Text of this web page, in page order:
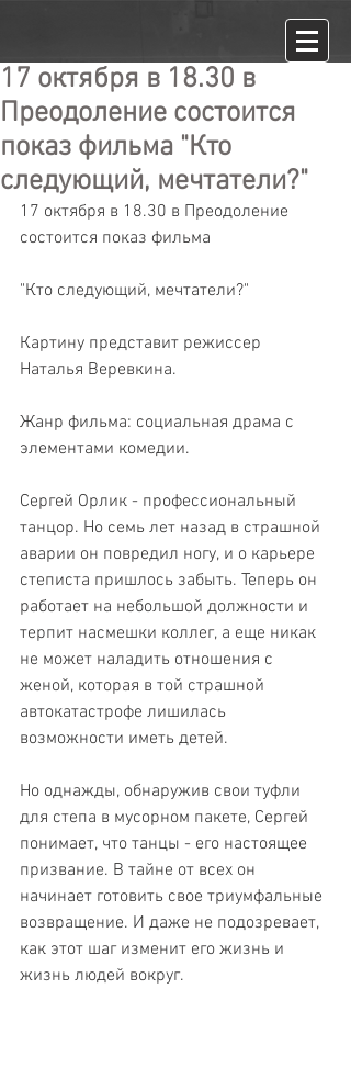
17 октября в 18.30 в
Преодоление состоится
показ фильма "Кто
следующий, мечтатели?"
17 октября в 18.30 в Преодоление
состоится показ фильма
"Кто следующий, мечтатели?"
Картину представит режиссер
Наталья Веревкина.
Жанр фильма: социальная драма с
элементами комедии.
Сергей Орлик - профессиональный
танцор. Но семь лет назад в страшной
аварии он повредил ногу, и о карьере
степиста пришлось забыть. Теперь он
работает на небольшой должности и
терпит насмешки коллег, а еще никак
не может наладить отношения с
женой, которая в той страшной
автокатастрофе лишилась
возможности иметь детей.
Но однажды, обнаружив свои туфли
для степа в мусорном пакете, Сергей
понимает, что танцы - его настоящее
призвание. В тайне от всех он
начинает готовить свое триумфальные
возвращение. И даже не подозревает,
как этот шаг изменит его жизнь и
жизнь людей вокруг.